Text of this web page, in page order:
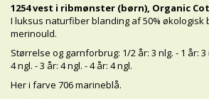
1254 vest i ribmønster (børn), Organic
I luksus naturfiber blanding af 50% økologisk
merinould.
Størrelse og garnforbrug: 1/2 år: 3 nlg. - 1 år: 3
4 ngl. - 3 år: 4 ngl. - 4 år: 4 ngl.
Her i farve 706 marineblå.